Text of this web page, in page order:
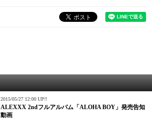
2015/05/27 12:00 UP!!
ALEXXX 2ndフルアルバム「ALOHA BOY」発売告知
動画